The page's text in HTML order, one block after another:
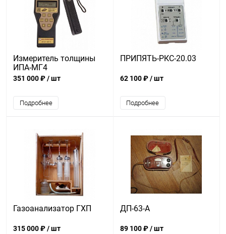
Измеритель толщины
ИПА-МГ4
351 000 ₽/ шт
Подробнее
ПРИПЯТЬ-РКС-20.03
62 100 ₽/ шт
Подробнее
Газоанализатор ГХП
315 000 ₽/ шт
ДП-63-А
89 100 ₽/ шт